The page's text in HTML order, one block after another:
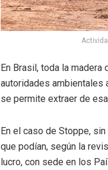
En Brasil, toda la madera
autoridades ambientales
se permite extraer de
En el caso de Stoppe,
que podían, según la
lucro, con sede en los